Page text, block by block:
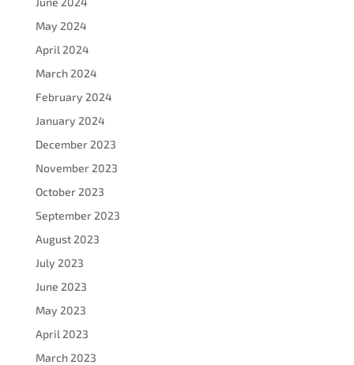
May 2024
April 2024
March 2024
February 2024
January 2024
December 2023
November 2023
October 2023
September 2023
August 2023
July 2023
June 2023
May 2023
April 2023
March 2023